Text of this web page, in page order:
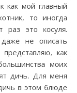
как мой главный
то иногда
раз это косуля.
не описать
как
моих
дичь. Для меня
в этом блюде